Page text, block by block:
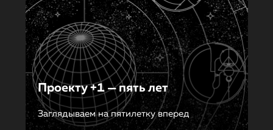
Проекту +1 — пять лет
Заглядываем на пятилетку вперед